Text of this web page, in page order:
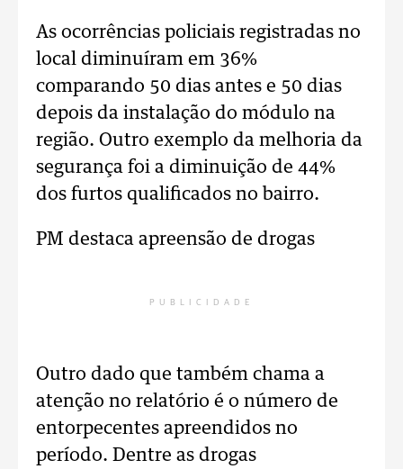
As ocorrências policiais registradas no
local diminuíram em 36%
comparando 50 dias antes e 50 dias
depois da instalação do módulo na
região. Outro exemplo da melhoria da
segurança foi a diminuição de 44%
dos furtos qualificados no bairro.
PM destaca apreensão de drogas
PUBLICIDADE
Outro dado que também chama a
atenção no relatório é o número de
entorpecentes apreendidos no
período. Dentre as drogas